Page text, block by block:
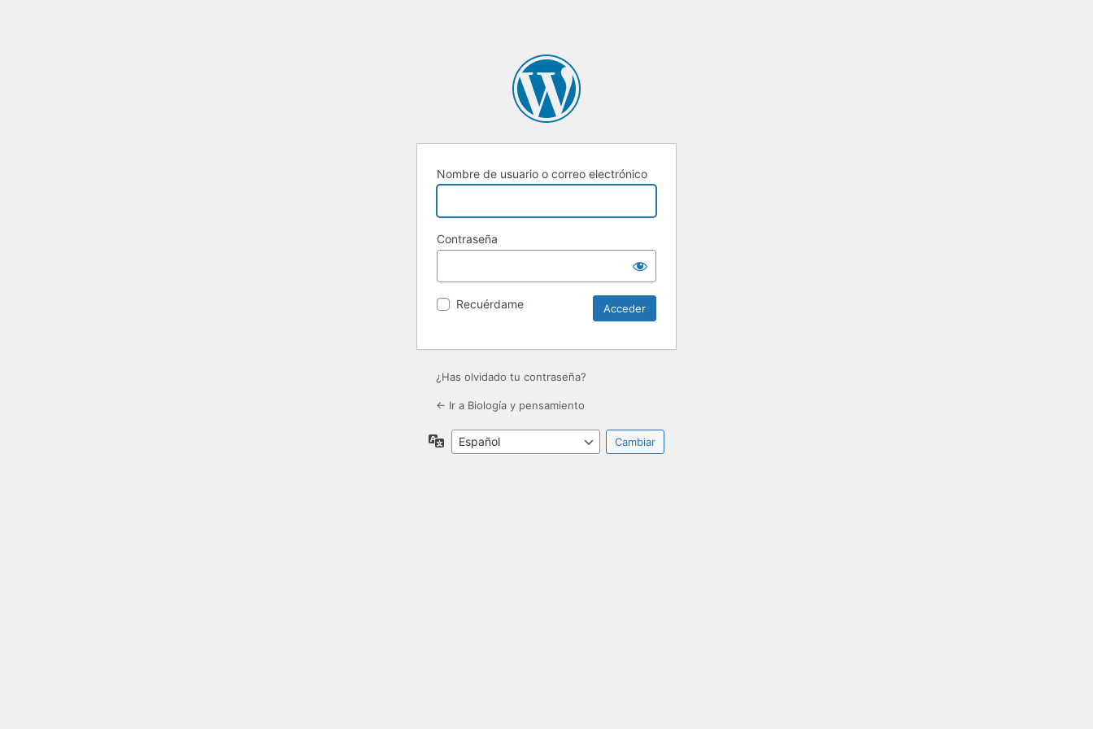
Nombre de usuario o correo electrónico
Contraseña
Recuérdame
¿Has olvidado tu contraseña?
← Ir a Biología y pensamiento
Idioma